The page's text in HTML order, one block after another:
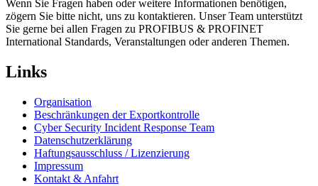
Wenn Sie Fragen haben oder weitere Informationen benötigen,
zögern Sie bitte nicht, uns zu kontaktieren. Unser Team unterstützt
Sie gerne bei allen Fragen zu PROFIBUS & PROFINET
International Standards, Veranstaltungen oder anderen Themen.
Links
Organisation
Beschränkungen der Exportkontrolle
Cyber Security Incident Response Team
Datenschutzerklärung
Haftungsausschluss / Lizenzierung
Impressum
Kontakt & Anfahrt